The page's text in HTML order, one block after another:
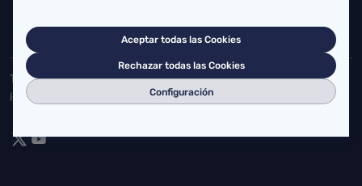
942202772
Toda la actualidad de Salud Cantabria en las redes sociales.
¡Síguenos!
Aceptar todas las Cookies
Rechazar todas las Cookies
Configuración